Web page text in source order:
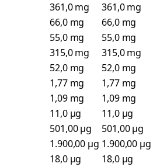
361,0 mg
361,0 mg
66,0 mg
66,0 mg
55,0 mg
55,0 mg
315,0 mg
315,0 mg
52,0 mg
52,0 mg
1,77 mg
1,77 mg
1,09 mg
1,09 mg
11,0 µg
11,0 µg
501,00 µg
501,00 µg
1.900,00 µg 1.900,00 µg
18,0 µg
18,0 µg